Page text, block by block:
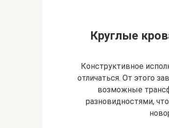
Круглые
Конструктивное
отличаться. От этого
возможные
разновидностями,